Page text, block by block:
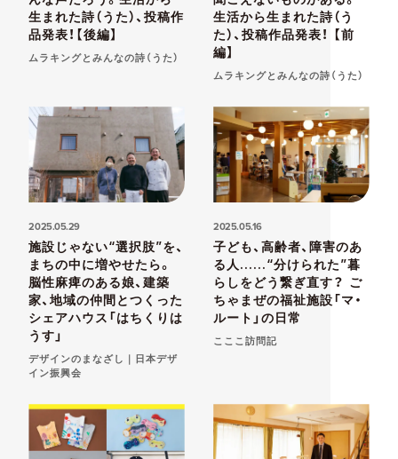
生まれた詩（うた）、投稿作
品発表！【後編】
ムラキングとみんなの詩（うた）
生活から生まれた詩（う
た）、投稿作品発表！ 【前
編】
ムラキングとみんなの詩（うた）
2025.05.29
施設じゃない“選択肢”を、
まちの中に増やせたら。
脳性麻痺のある娘、建築
家、地域の仲間とつくった
シェアハウス「はちくりは
うす」
デザインのまなざし｜日本デザ
イン振興会
2025.05.16
子ども、高齢者、障害のあ
る人……“分けられた”暮
らしをどう繋ぎ直す？ ご
ちゃまぜの福祉施設「マ・
ルート」の日常
こここ訪問記